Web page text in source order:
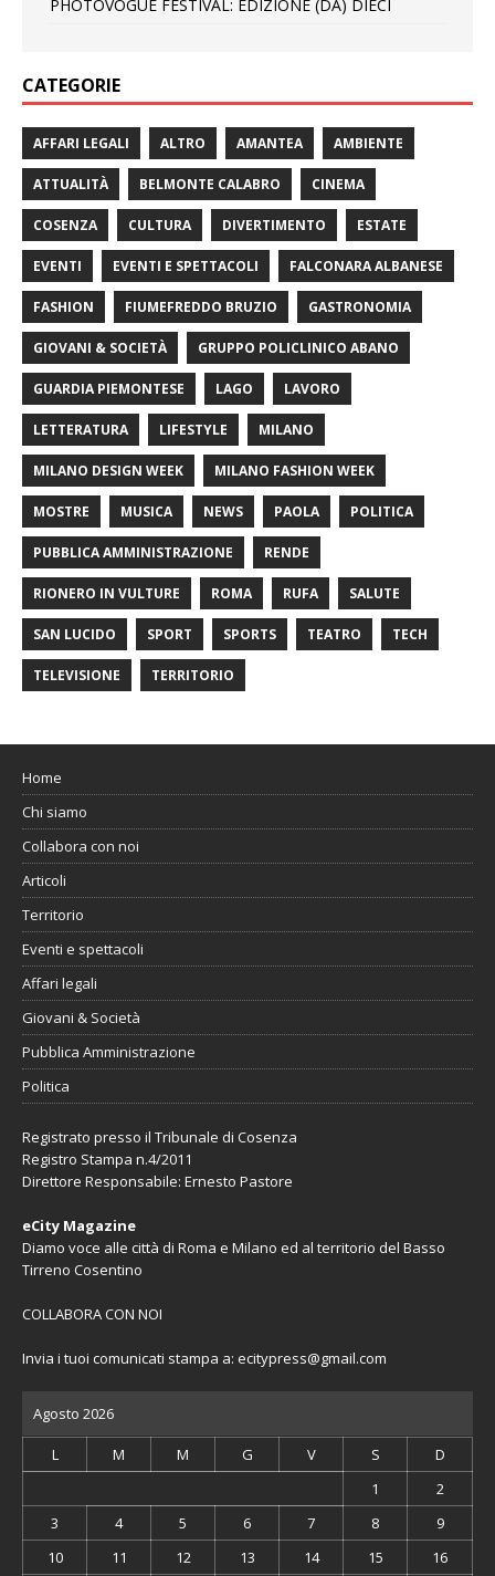
PHOTOVOGUE FESTIVAL: EDIZIONE (DA) DIECI
CATEGORIE
AFFARI LEGALI ALTRO AMANTEA AMBIENTE
ATTUALITÀ BELMONTE CALABRO CINEMA
COSENZA CULTURA DIVERTIMENTO ESTATE
EVENTI EVENTI E SPETTACOLI FALCONARA ALBANESE
FASHION FIUMEFREDDO BRUZIO GASTRONOMIA
GIOVANI & SOCIETÀ GRUPPO POLICLINICO ABANO
GUARDIA PIEMONTESE LAGO LAVORO
LETTERATURA LIFESTYLE MILANO
MILANO DESIGN WEEK MILANO FASHION WEEK
MOSTRE MUSICA NEWS PAOLA POLITICA
PUBBLICA AMMINISTRAZIONE RENDE
RIONERO IN VULTURE ROMA RUFA SALUTE
SAN LUCIDO SPORT SPORTS TEATRO TECH
TELEVISIONE TERRITORIO
Home
Chi siamo
Collabora con noi
Articoli
Territorio
Eventi e spettacoli
Affari legali
Giovani & Società
Pubblica Amministrazione
Politica
Registrato presso il Tribunale di Cosenza
Registro Stampa n.4/2011
Direttore Responsabile: Ernesto Pastore
eCity Magazine
Diamo voce alle città di Roma e Milano ed al territorio del Basso
Tirreno Cosentino
COLLABORA CON NOI
Invia i tuoi comunicati stampa a: ecitypress@gmail.com
Agosto 2026
L M M G V S
D
1
2
3
4 5 6 7 8
9
10
11 12 13 14 15 16